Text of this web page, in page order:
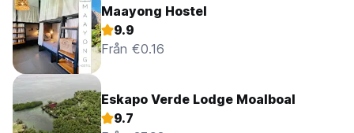
Maayong Hostel
9.9
Från €0.16
Eskapo Verde Lodge Moalboal
9.7